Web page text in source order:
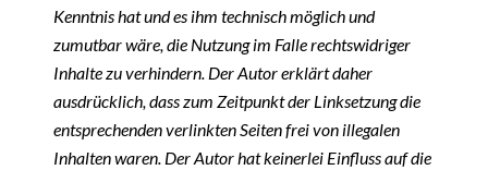
Kenntnis hat und es ihm technisch möglich und
zumutbar wäre, die Nutzung im Falle rechtswidriger
Inhalte zu verhindern. Der Autor erklärt daher
ausdrücklich, dass zum Zeitpunkt der Linksetzung die
entsprechenden verlinkten Seiten frei von illegalen
Inhalten waren. Der Autor hat keinerlei Einfluss auf die